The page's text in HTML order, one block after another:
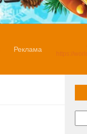
Реклама
https://